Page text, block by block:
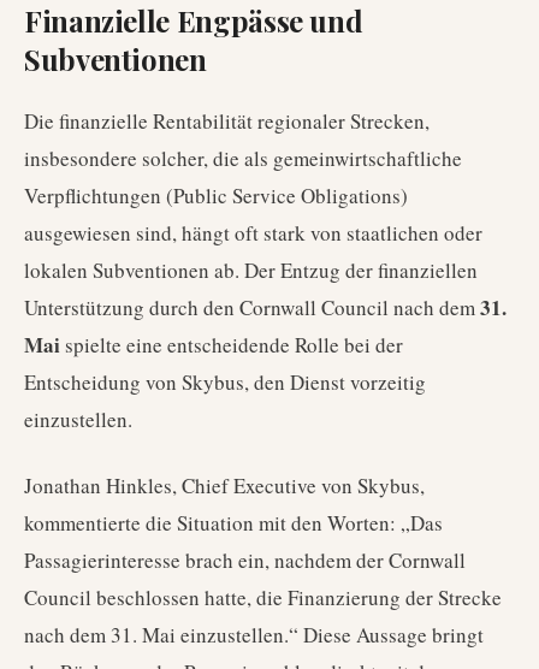
Finanzielle Engpässe und
Subventionen
Die finanzielle Rentabilität regionaler Strecken,
insbesondere solcher, die als gemeinwirtschaftliche
Verpflichtungen (Public Service Obligations)
ausgewiesen sind, hängt oft stark von staatlichen oder
lokalen Subventionen ab. Der Entzug der finanziellen
Unterstützung durch den Cornwall Council nach dem31.
Maispielte eine entscheidende Rolle bei der
Entscheidung von Skybus, den Dienst vorzeitig
einzustellen.
Jonathan Hinkles, Chief Executive von Skybus,
kommentierte die Situation mit den Worten: „Das
Passagierinteresse brach ein, nachdem der Cornwall
Council beschlossen hatte, die Finanzierung der Strecke
nach dem 31. Mai einzustellen.“ Diese Aussage bringt